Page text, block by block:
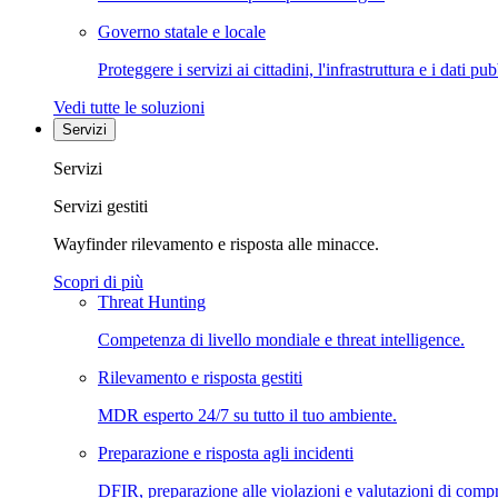
Governo statale e locale
Proteggere i servizi ai cittadini, l'infrastruttura e i dati
Vedi tutte le soluzioni
Servizi
Servizi
Servizi gestiti
Wayfinder rilevamento e risposta alle minacce.
Scopri di più
Threat Hunting
Competenza di livello mondiale e threat intelligence.
Rilevamento e risposta gestiti
MDR esperto 24/7 su tutto il tuo ambiente.
Preparazione e risposta agli incidenti
DFIR, preparazione alle violazioni e valutazioni di